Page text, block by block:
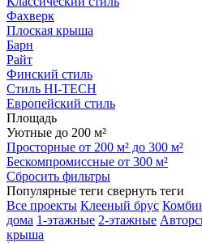
Фахверк
Плоская крыша
Барн
Райт
Финский стиль
Стиль HI-TECH
Европейский стиль
Площадь
Уютные до 200 м²
Просторные от 200 м² до 300 м²
Бескомпромиссные от 300 м²
Сбросить фильтры
Популярные теги свернуть теги
Все проекты Клееный брус
дома 1-этажные 2-этажные
крыша